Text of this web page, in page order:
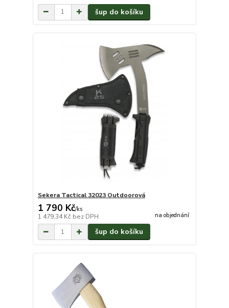
šup do košíku
Sekera Tactical 32023 Outdoorová
1 790 Kč/ks
1 479,34 Kč bez DPH na objednání
šup do košíku